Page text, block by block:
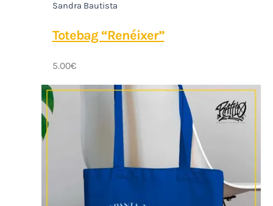
Sandra Bautista
Totebag “Renéixer”
5.00€